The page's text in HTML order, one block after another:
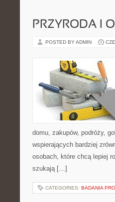
PRZYRODA I
POSTED BY ADMIN
domu, zakupów, podróży,
wspierających bardziej
osobach, które chcą lepiej
szukają […]
CATEGORIES: BADANIA